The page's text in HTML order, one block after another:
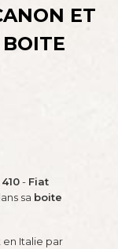
ET
410- Fiat
sa boite
Italie par